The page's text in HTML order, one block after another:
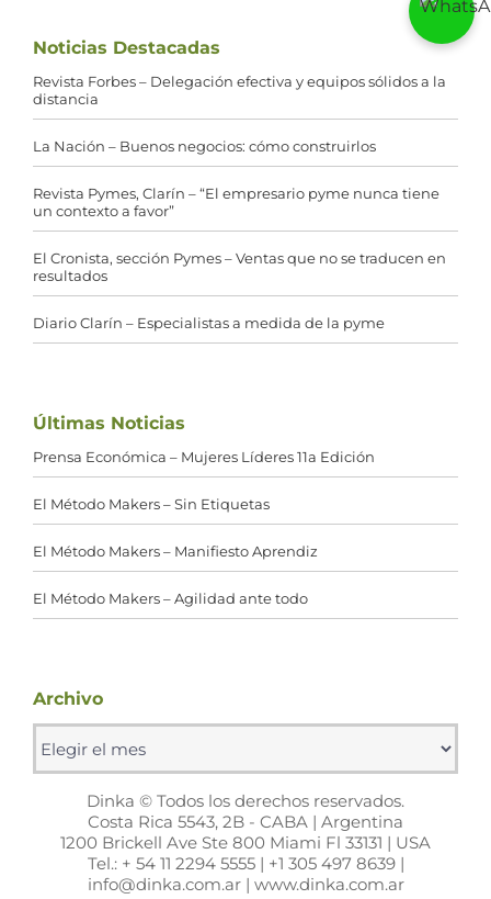
Noticias Destacadas
Revista Forbes – Delegación efectiva y equipos sólidos a la
distancia
La Nación – Buenos negocios: cómo construirlos
Revista Pymes, Clarín – “El empresario pyme nunca tiene
un contexto a favor”
El Cronista, sección Pymes – Ventas que no se traducen en
resultados
Diario Clarín – Especialistas a medida de la pyme
Últimas Noticias
Prensa Económica – Mujeres Líderes 11a Edición
El Método Makers – Sin Etiquetas
El Método Makers – Manifiesto Aprendiz
El Método Makers – Agilidad ante todo
Archivo
Archivo
Dinka © Todos los derechos reservados.
Costa Rica 5543, 2B - CABA | Argentina
1200 Brickell Ave Ste 800 Miami Fl 33131 | USA
Tel.: + 54 11 2294 5555 | +1 305 497 8639 |
info@dinka.com.ar | www.dinka.com.ar